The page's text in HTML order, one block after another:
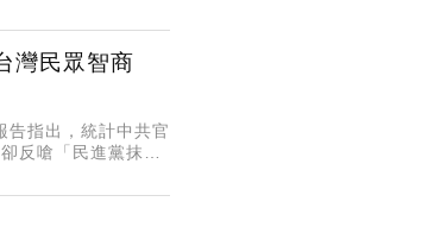
灣民眾智商
告指出，統計中共官
反嗆「民進黨抹